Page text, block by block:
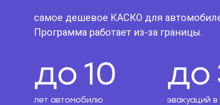
самое дешевое КАСКО для
Программа работает из-за границы.
до 10
лет автомобилю
до
эвакуаций